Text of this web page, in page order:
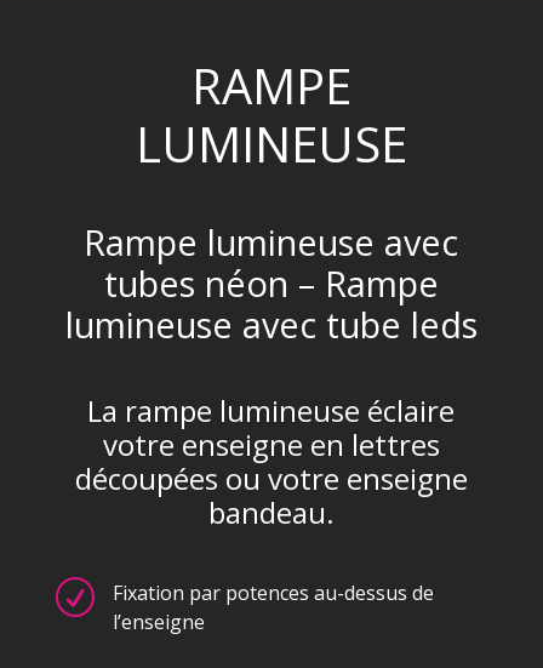
RAMPE
LUMINEUSE
Rampe lumineuse avec
tubes néon – Rampe
lumineuse avec tube leds
La rampe lumineuse éclaire
votre enseigne en lettres
découpées ou votre enseigne
bandeau.
R
Fixation par potences au-dessus de
l’enseigne